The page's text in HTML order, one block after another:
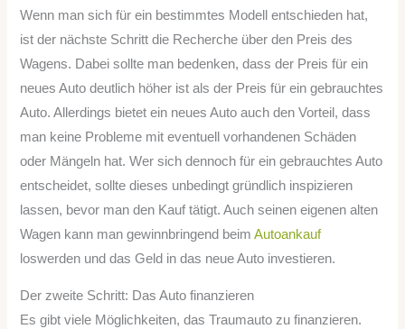
Wenn man sich für ein bestimmtes Modell entschieden hat,
ist der nächste Schritt die Recherche über den Preis des
Wagens. Dabei sollte man bedenken, dass der Preis für ein
neues Auto deutlich höher ist als der Preis für ein gebrauchtes
Auto. Allerdings bietet ein neues Auto auch den Vorteil, dass
man keine Probleme mit eventuell vorhandenen Schäden
oder Mängeln hat. Wer sich dennoch für ein gebrauchtes Auto
entscheidet, sollte dieses unbedingt gründlich inspizieren
lassen, bevor man den Kauf tätigt. Auch seinen eigenen alten
Wagen kann man gewinnbringend beimAutoankauf
loswerden und das Geld in das neue Auto investieren.
Der zweite Schritt: Das Auto finanzieren
Es gibt viele Möglichkeiten, das Traumauto zu finanzieren.